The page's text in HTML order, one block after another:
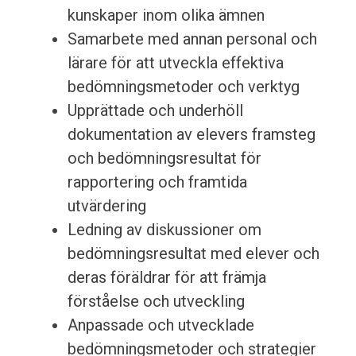
kunskaper inom olika ämnen
Samarbete med annan personal och
lärare för att utveckla effektiva
bedömningsmetoder och verktyg
Upprättade och underhöll
dokumentation av elevers framsteg
och bedömningsresultat för
rapportering och framtida
utvärdering
Ledning av diskussioner om
bedömningsresultat med elever och
deras föräldrar för att främja
förståelse och utveckling
Anpassade och utvecklade
bedömningsmetoder och strategier